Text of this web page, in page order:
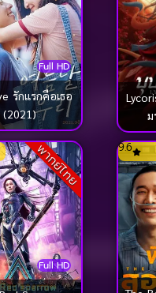
Slice of Life ชีวิตประจำวัน
Social Issues (52)
Social Issues สังคม
Social Issues สังคม
Space (16)
Sport Drama (1)
Sport กีฬา (9)
Sport กีฬา (76)
Full HD
รักแรกคือเธอ
(2021)
พากย์ไทย
Full HD
9.6